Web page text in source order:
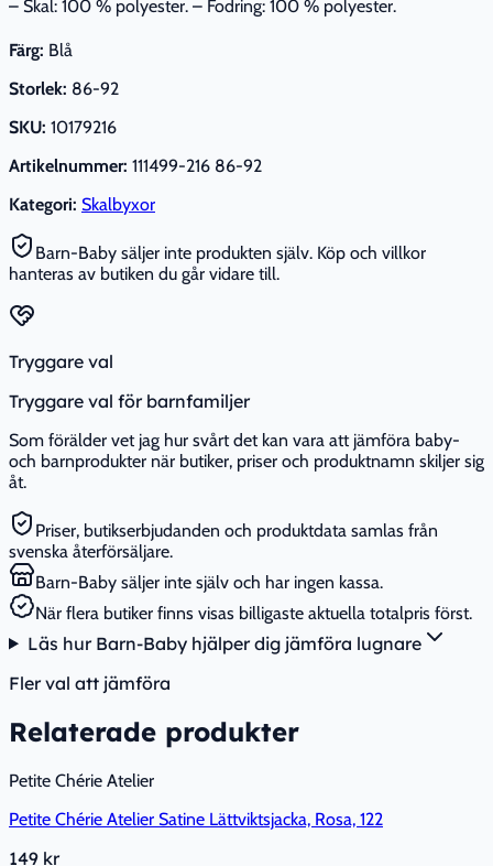
– Skal: 100 % polyester. – Fodring: 100 % polyester.
Färg: Blå
Storlek: 86-92
SKU: 10179216
Artikelnummer: 111499-216 86-92
Kategori: Skalbyxor
Barn-Baby säljer inte produkten själv. Köp och villkor
hanteras av butiken du går vidare till.
Tryggare val
Tryggare val för barnfamiljer
Som förälder vet jag hur svårt det kan vara att jämföra baby-
och barnprodukter när butiker, priser och produktnamn skiljer sig
åt.
Priser, butikserbjudanden och produktdata samlas från
svenska återförsäljare.
Barn-Baby säljer inte själv och har ingen kassa.
När flera butiker finns visas billigaste aktuella totalpris först.
Läs hur Barn-Baby hjälper dig jämföra lugnare
Fler val att jämföra
Relaterade produkter
Petite Chérie Atelier
Petite Chérie Atelier Satine Lättviktsjacka, Rosa, 122
149 kr